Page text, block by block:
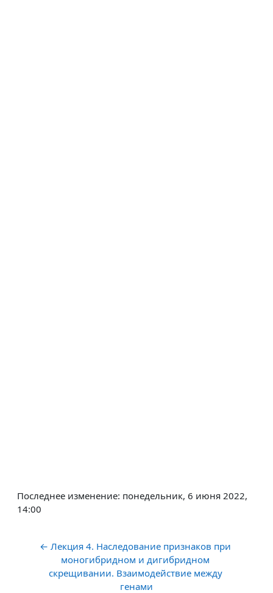
Последнее изменение: понедельник, 6 июня 2022,
14:00
← Лекция 4. Наследование признаков при
моногибридном и дигибридном
скрещивании. Взаимодействие между
генами